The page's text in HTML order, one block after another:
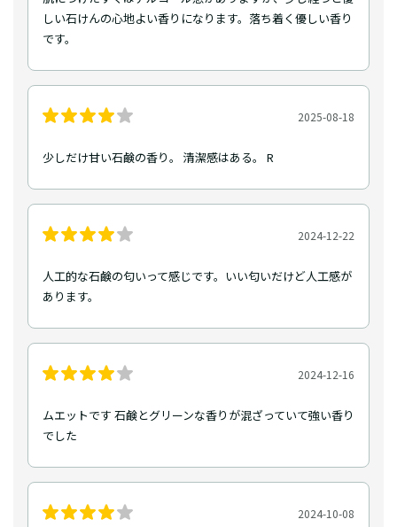
しい石けんの心地よい香りになります。落ち着く優しい香り
です。
2025-08-18
少しだけ甘い石鹸の香り。 清潔感はある。 R
2024-12-22
人工的な石鹸の匂いって感じです。いい匂いだけど人工感が
あります。
2024-12-16
ムエットです 石鹸とグリーンな香りが混ざっていて強い香り
でした
2024-10-08